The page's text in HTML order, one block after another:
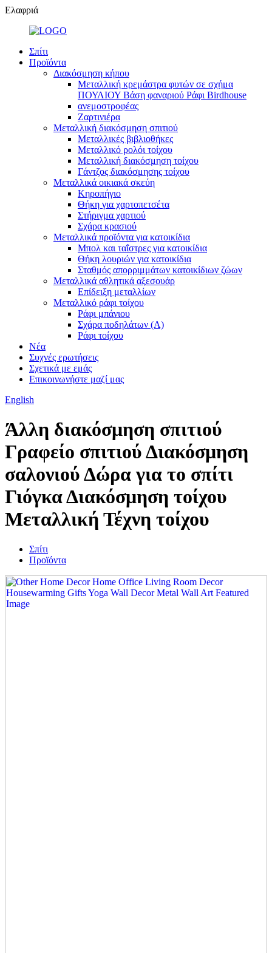
Ελαφριά
Σπίτι
Προϊόντα
Διακόσμηση κήπου
Μεταλλική κρεμάστρα φυτών σε σχήμα
ΠΟΥΛΙΟΥ Βάση φαναριού Ράφι Birdhouse
ανεμοστροφέας
Ζαρτινιέρα
Μεταλλική διακόσμηση σπιτιού
Μεταλλικές βιβλιοθήκες
Μεταλλικό ρολόι τοίχου
Μεταλλική διακόσμηση τοίχου
Γάντζος διακόσμησης τοίχου
Μεταλλικά οικιακά σκεύη
Κηροπήγιο
Θήκη για χαρτοπετσέτα
Στήριγμα χαρτιού
Σχάρα κρασιού
Μεταλλικά προϊόντα για κατοικίδια
Μπολ και ταΐστρες για κατοικίδια
Θήκη λουριών για κατοικίδια
Σταθμός απορριμμάτων κατοικίδιων ζώων
Μεταλλικά αθλητικά αξεσουάρ
Επίδειξη μεταλλίων
Μεταλλικό ράφι τοίχου
Ράφι μπάνιου
Σχάρα ποδηλάτων (Α)
Ράφι τοίχου
Νέα
Συχνές ερωτήσεις
Σχετικά με εμάς
Επικοινωνήστε μαζί μας
English
Άλλη διακόσμηση σπιτιού
Γραφείο σπιτιού Διακόσμηση
σαλονιού Δώρα για το σπίτι
Γιόγκα Διακόσμηση τοίχου
Μεταλλική Τέχνη τοίχου
Σπίτι
Προϊόντα